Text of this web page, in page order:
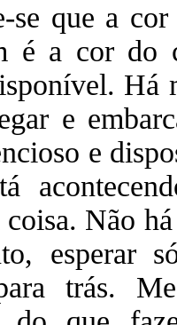
se que a
é a cor do
Há
e
e
Não
esperar
trás.